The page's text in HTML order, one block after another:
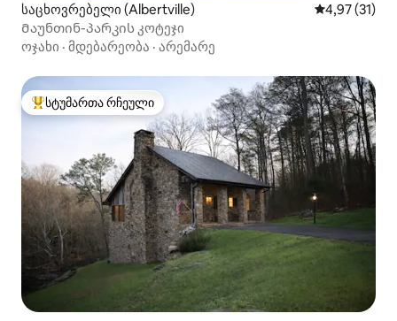
საცხოვრებელი (Albertville) საშუალო
4,97 (31)
Მაუნთინ-პარკის კოტეჯი
ოჯახი · მდებარეობა · არემარე
სტუმართა რჩეული მოწინავე ვარიანტი
სტუმართა რჩეული